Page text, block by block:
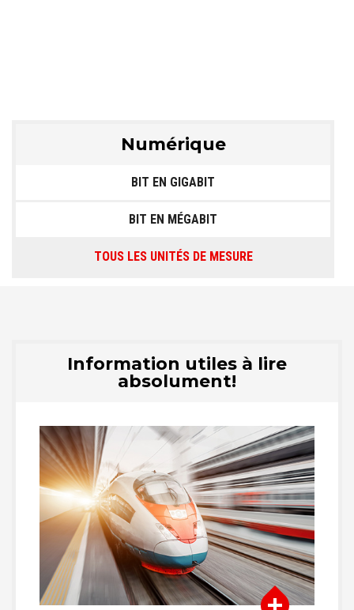
Numérique
BIT EN GIGABIT
BIT EN MÉGABIT
TOUS LES UNITÉS DE MESURE
Information utiles à lire
absolument!